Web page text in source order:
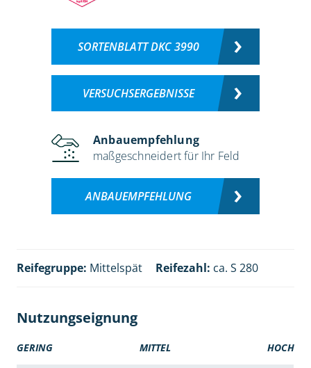
SORTENBLATT DKC 3990
VERSUCHSERGEBNISSE
Anbauempfehlung
maßgeschneidert für Ihr Feld
ANBAUEMPFEHLUNG
Reifegruppe: Mittelspät Reifezahl: ca. S 280
Nutzungseignung
GERING MITTEL HOCH